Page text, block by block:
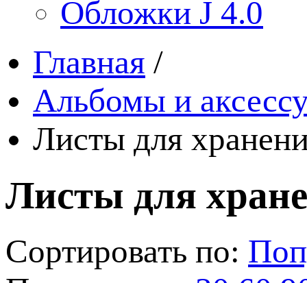
Обложки J 4.0
Главная /
Альбомы и
Листы для
Листы для
Сортировать по: